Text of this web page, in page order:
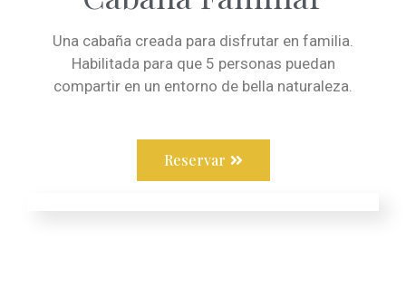
Una cabaña creada para disfrutar en familia.
Habilitada para que 5 personas puedan
compartir en un entorno de bella naturaleza.
Reservar